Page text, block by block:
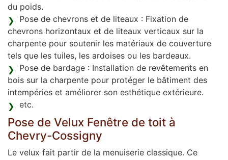
du poids.
Pose de chevrons et de liteaux : Fixation de
chevrons horizontaux et de liteaux verticaux sur la
charpente pour soutenir les matériaux de couverture
tels que les tuiles, les ardoises ou les bardeaux.
Pose de bardage : Installation de revêtements en
bois sur la charpente pour protéger le bâtiment des
intempéries et améliorer son esthétique extérieure.
etc.
Pose de Velux Fenêtre de toit à
Chevry-Cossigny
Le velux fait partir de la menuiserie classique. Ce